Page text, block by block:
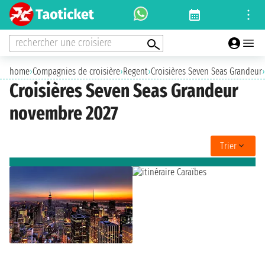
rechercher une croisiere
home›Compagnies de croisière›Regent›Croisières Seven Seas Grandeur›
Croisières Seven Seas Grandeur
novembre 2027
Trier